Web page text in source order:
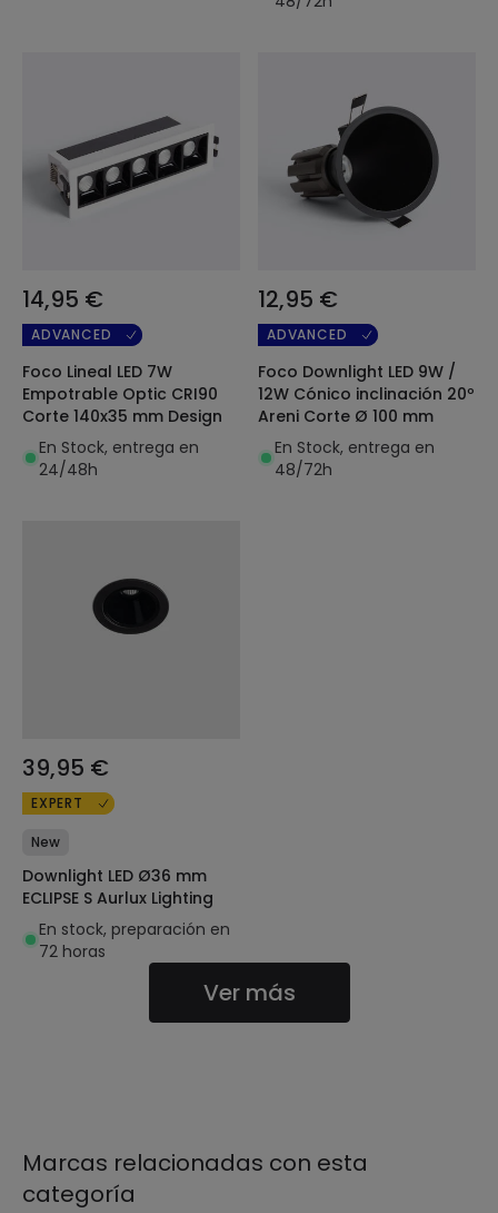
14,95 €
ADVANCED
Foco Lineal LED 7W
Empotrable Optic CRI90
Corte 140x35 mm Design
En Stock, entrega en
24/48h
12,95 €
ADVANCED
Foco Downlight LED 9W /
12W Cónico inclinación 20º
Areni Corte Ø 100 mm
En Stock, entrega en
48/72h
39,95 €
EXPERT
New
Downlight LED Ø36 mm
ECLIPSE S Aurlux Lighting
En stock, preparación en
72 horas
Ver más
Marcas relacionadas con esta
categoría